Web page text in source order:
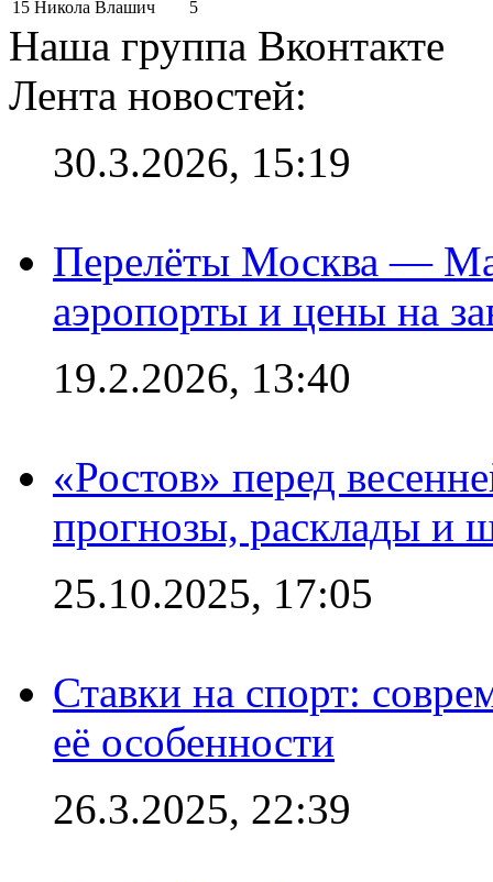
15 Никола Влашич 5
Наша группа Вконтакте
Лента новостей:
30.3.2026, 15:19
Перелёты Москва —
аэропорты и цены на
19.2.2026, 13:40
«Ростов» перед
прогнозы, расклады и
25.10.2025, 17:05
Ставки на спорт:
её особенности
26.3.2025, 22:39